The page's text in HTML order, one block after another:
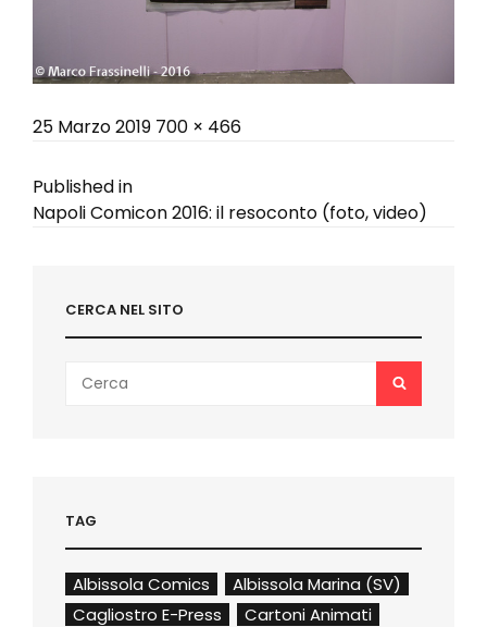
Posted
25 Marzo 2019 Full
700 × 466
Navigazione
articoli
Published in
Napoli Comicon 2016: il resoconto (foto, video)
CERCA NEL SITO
for:
SEARCH
TAG
Albissola Comics
Albissola Marina (SV)
Cagliostro E-Press
Cartoni Animati